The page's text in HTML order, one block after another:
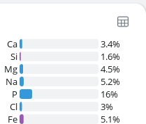
Ca
3.4%
Si
1.6%
Mg
4.5%
Na
5.2%
P
16%
Cl
3%
Fe
5.1%